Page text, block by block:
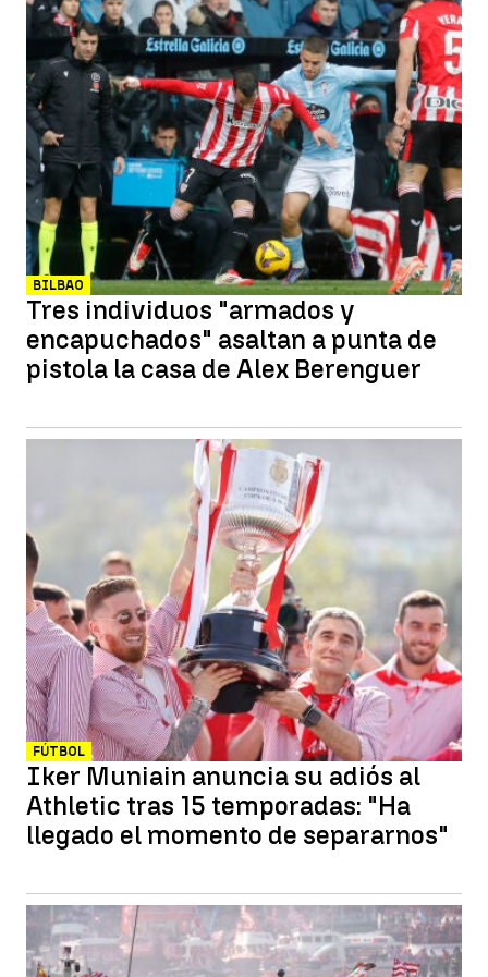
BILBAO
Tres individuos "armados y
encapuchados" asaltan a punta de
pistola la casa de Alex Berenguer
FÚTBOL
Iker Muniain anuncia su adiós al
Athletic tras 15 temporadas: "Ha
llegado el momento de separarnos"